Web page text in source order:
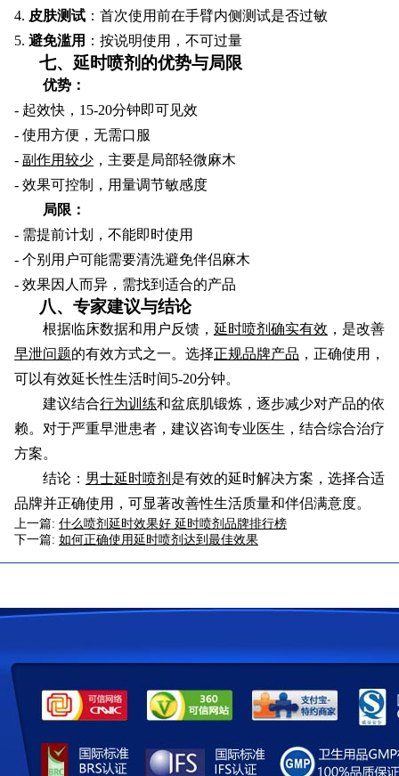
4. 皮肤测试 ：首次使用前在手臂内侧测试是否过敏
5. 避免滥用 ：按说明使用，不可过量
七、延时喷剂的优势与局限
优势：
- 起效快，15-20分钟即可见效
- 使用方便，无需口服
- 副作用较少 ，主要是局部轻微麻木
- 效果可控制，用量调节敏感度
局限：
- 需提前计划，不能即时使用
- 个别用户可能需要清洗避免伴侣麻木
- 效果因人而异，需找到适合的产品
八、专家建议与结论
根据临床数据和用户反馈， 延时喷剂确实有效 ，是改善
早泄问题的有效方式之一。选择正规品牌产品 ，正确使用，
可以有效延长性生活时间5-20分钟。
建议结合行为训练和盆底肌锻炼，逐步减少对产品的依
赖。对于严重早泄患者，建议咨询专业医生，结合综合治疗
方案。
结论： 男士延时喷剂 是有效的延时解决方案，选择合适
品牌并正确使用，可显著改善性生活质量和伴侣满意度。
上一篇: 什么喷剂延时效果好 延时喷剂品牌排行榜
下一篇: 如何正确使用延时喷剂达到最佳效果